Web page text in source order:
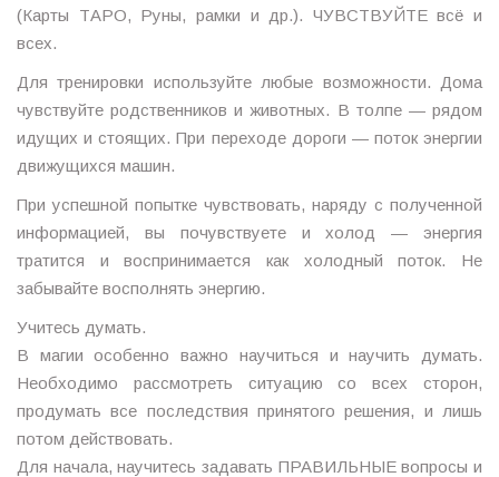
(Карты ТАРО, Руны, рамки и др.). ЧУВСТВУЙТЕ всё и
всех.
Для тренировки используйте любые возможности. Дома
чувствуйте родственников и животных. В толпе — рядом
идущих и стоящих. При переходе дороги — поток энергии
движущихся машин.
При успешной попытке чувствовать, наряду с полученной
информацией, вы почувствуете и холод — энергия
тратится и воспринимается как холодный поток. Не
забывайте восполнять энергию.
Учитесь думать.
В магии особенно важно научиться и научить думать.
Необходимо рассмотреть ситуацию со всех сторон,
продумать все последствия принятого решения, и лишь
потом действовать.
Для начала, научитесь задавать ПРАВИЛЬНЫЕ вопросы и